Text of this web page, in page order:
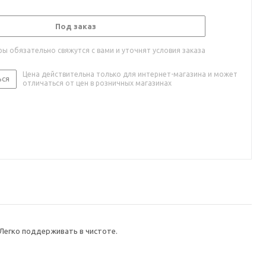
Под заказ
обязательно свяжутся с вами и уточнят условия заказа
Цена действительна только для интернет-магазина и может
отличаться от цен в розничных магазинах
поддерживать в чистоте.